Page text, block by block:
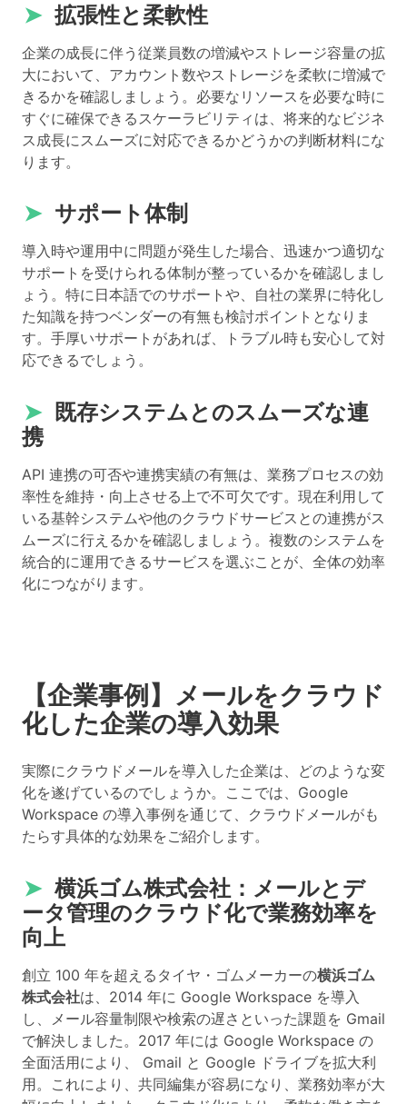
➤ 拡張性と柔軟性
企業の成長に伴う従業員数の増減やストレージ容量の拡
大において、アカウント数やストレージを柔軟に増減で
きるかを確認しましょう。必要なリソースを必要な時に
すぐに確保できるスケーラビリティは、将来的なビジネ
ス成長にスムーズに対応できるかどうかの判断材料にな
ります。
➤ サポート体制
導入時や運用中に問題が発生した場合、迅速かつ適切な
サポートを受けられる体制が整っているかを確認しまし
ょう。特に日本語でのサポートや、自社の業界に特化し
た知識を持つベンダーの有無も検討ポイントとなりま
す。手厚いサポートがあれば、トラブル時も安心して対
応できるでしょう。
➤ 既存システムとのスムーズな連
携
API 連携の可否や連携実績の有無は、業務プロセスの効
率性を維持・向上させる上で不可欠です。現在利用して
いる基幹システムや他のクラウドサービスとの連携がス
ムーズに行えるかを確認しましょう。複数のシステムを
統合的に運用できるサービスを選ぶことが、全体の効率
化につながります。
【企業事例】メールをクラウド
化した企業の導入効果
実際にクラウドメールを導入した企業は、どのような変
化を遂げているのでしょうか。ここでは、Google
Workspace の導入事例を通じて、クラウドメールがも
たらす具体的な効果をご紹介します。
➤ 横浜ゴム株式会社：メールとデ
ータ管理のクラウド化で業務効率を
向上
創立 100 年を超えるタイヤ・ゴムメーカーの横浜ゴム
株式会社は、2014 年に Google Workspace を導入
し、メール容量制限や検索の遅さといった課題を Gmail
で解決しました。2017 年には Google Workspace の
全面活用により、 Gmail と Google ドライブを拡大利
用。これにより、共同編集が容易になり、業務効率が大